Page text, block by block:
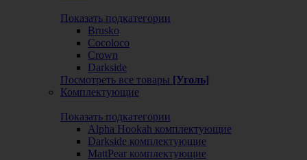
Показать подкатегории
Brusko
Cocoloco
Crown
Darkside
Посмотреть все товары [Уголь]
Комплектующие
Показать подкатегории
Alpha Hookah комплектующие
Darkside комплектующие
MattPear комплектующие